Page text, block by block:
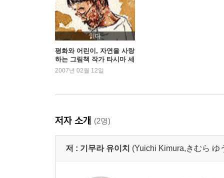
읽다
평화와 어린이, 자연을 사랑
하는 그림책 작가 타시마 세
이조(田島征三)
2007년 02월 12일
저자 소개 (2명)
저 : 기무라 유이치 (Yuichi Kimura,きむら ゆ